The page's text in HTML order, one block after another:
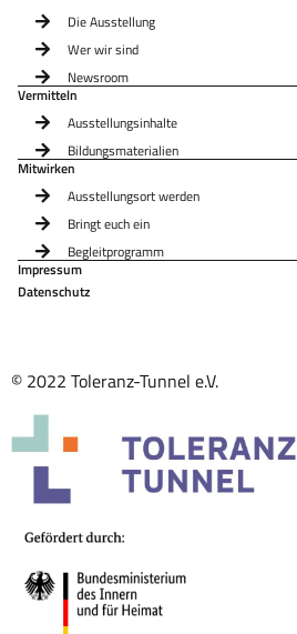
Die Ausstellung
Wer wir sind
Newsroom
Vermitteln
Ausstellungsinhalte
Bildungsmaterialien
Mitwirken
Ausstellungsort werden
Bringt euch ein
Begleitprogramm
Impressum
Datenschutz
© 2022 Toleranz-Tunnel e.V.